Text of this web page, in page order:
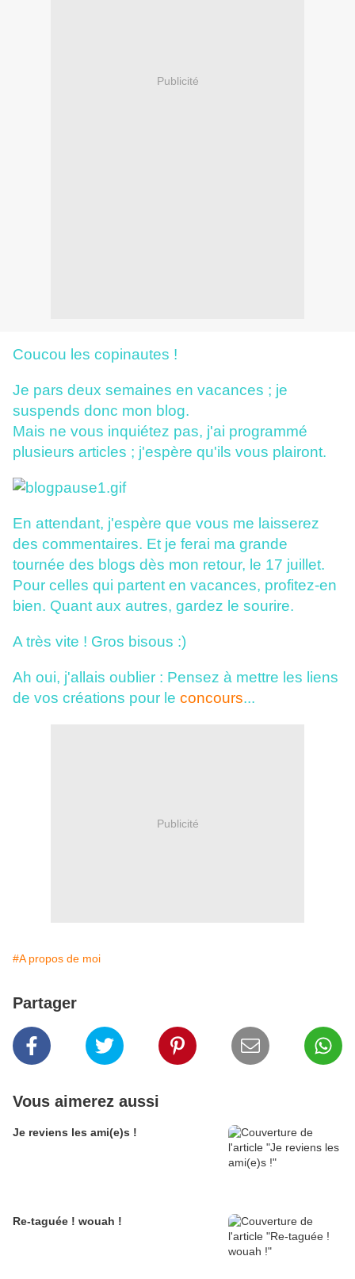
Publicité
Coucou les copinautes !
Je pars deux semaines en vacances ; je
suspends donc mon blog.
Mais ne vous inquiétez pas, j'ai programmé
plusieurs articles ; j'espère qu'ils vous plairont.
En attendant, j'espère que vous me laisserez
des commentaires. Et je ferai ma grande
tournée des blogs dès mon retour, le 17 juillet.
Pour celles qui partent en vacances, profitez-en
bien. Quant aux autres, gardez le sourire.
A très vite ! Gros bisous :)
Ah oui, j'allais oublier : Pensez à mettre les liens
de vos créations pour le concours...
Publicité
#A propos de moi
Partager
Vous aimerez aussi
Je reviens les ami(e)s !
Re-taguée ! wouah !